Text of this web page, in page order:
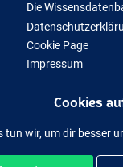
Die
Cookie Page
Impressum
NeueCookies
wir, um dir besser